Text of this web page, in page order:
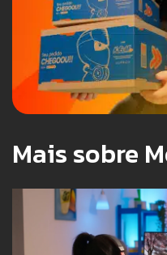
Mais sobre